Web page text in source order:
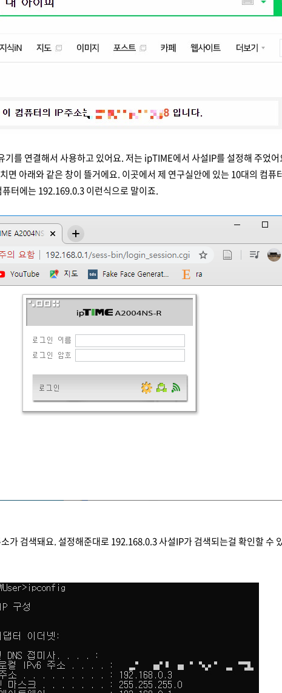
를 연결해서 사용하고 있어요. 저는 ipTIME에서 사설IP를 설정해 주었
면 아래와 같은 창이 뜰거에요. 이곳에서 제 연구실안에 있는 10대의 컴퓨
터에는 192.169.0.3 이런식으로 말이죠.
가 검색돼요. 설정해준대로 192.168.0.3 사설IP가 검색되는걸 확인할 수